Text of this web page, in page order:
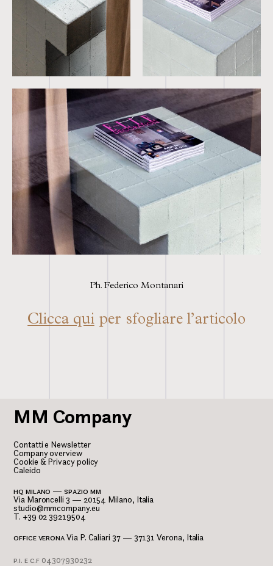
Ph. Federico Montanari
Clicca quiper sfogliare l’articolo
MM Company
Contatti e Newsletter
Company overview
Cookie & Privacy policy
Caleido
hq milano — spazio mm
Via Maroncelli 3 — 20154 Milano, Italia
studio@mmcompany.eu
T. +39 02 39219504
office veronaVia P. Caliari 37 — 37131 Verona, Italia
p.i. e c.f 04307930232